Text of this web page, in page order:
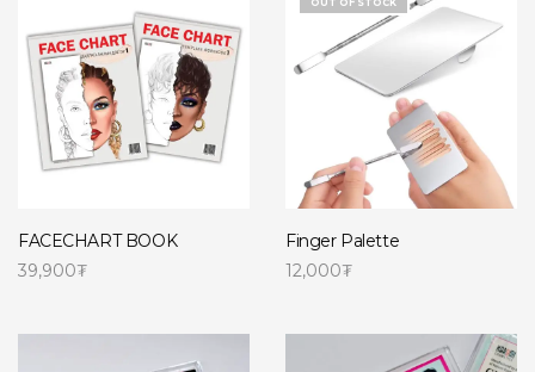
FACECHART BOOK
39,900₮
Finger Palette
12,000₮